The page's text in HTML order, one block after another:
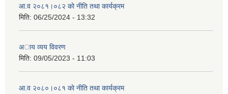
आ.व २०८१।०८२ काे नीति तथा कार्यक्रम
मिति: 06/25/2024 - 13:32
अाय व्यय विवरण
मिति: 09/05/2023 - 11:03
आ.व २०८०।०८१ काे नीति तथा कार्यक्रम